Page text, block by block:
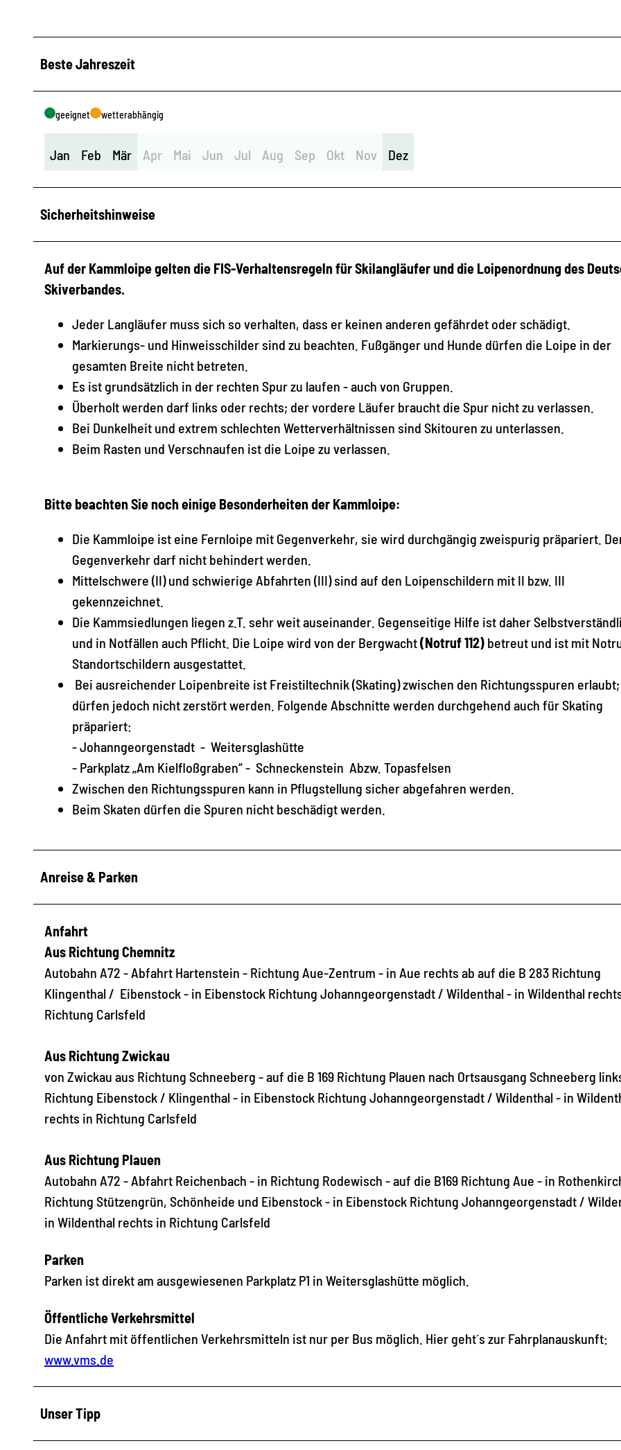
Beste Jahreszeit
geeignet wetterabhängig
Jan Feb Mär Apr Mai Jun Jul Aug Sep Okt Nov Dez
Sicherheitshinweise
Auf der Kammloipe gelten die FIS-Verhaltensregeln für Skilangläufer und die Loipenordnung des
Skiverbandes.
Jeder Langläufer muss sich so verhalten, dass er keinen anderen gefährdet oder schädigt.
Markierungs- und Hinweisschilder sind zu beachten. Fußgänger und Hunde dürfen die Loipe in der
gesamten Breite nicht betreten.
Es ist grundsätzlich in der rechten Spur zu laufen - auch von Gruppen.
Überholt werden darf links oder rechts; der vordere Läufer braucht die Spur nicht zu verlassen.
Bei Dunkelheit und extrem schlechten Wetterverhältnissen sind Skitouren zu unterlassen.
Beim Rasten und Verschnaufen ist die Loipe zu verlassen.
Bitte beachten Sie noch einige Besonderheiten der Kammloipe:
Die Kammloipe ist eine Fernloipe mit Gegenverkehr, sie wird durchgängig zweispurig präpariert.
Gegenverkehr darf nicht behindert werden.
Mittelschwere (II) und schwierige Abfahrten (III) sind auf den Loipenschildern mit II bzw. III
gekennzeichnet.
Die Kammsiedlungen liegen z.T. sehr weit auseinander. Gegenseitige Hilfe ist daher
und in Notfällen auch Pflicht. Die Loipe wird von der Bergwacht(Notruf 112) betreut und ist mit
Standortschildern ausgestattet.
Bei ausreichender Loipenbreite ist Freistiltechnik (Skating) zwischen den Richtungsspuren
dürfen jedoch nicht zerstört werden. Folgende Abschnitte werden durchgehend auch für Skating
präpariert:
- Johanngeorgenstadt - Weitersglashütte
- Parkplatz „Am Kielfloßgraben“ - Schneckenstein Abzw. Topasfelsen
Zwischen den Richtungsspuren kann in Pflugstellung sicher abgefahren werden.
Beim Skaten dürfen die Spuren nicht beschädigt werden.
Anreise & Parken
Anfahrt
Aus Richtung Chemnitz
Autobahn A72 - Abfahrt Hartenstein - Richtung Aue-Zentrum - in Aue rechts ab auf die B 283 Richtung
Klingenthal / Eibenstock - in Eibenstock Richtung Johanngeorgenstadt / Wildenthal - in Wildenthal
Richtung Carlsfeld
Aus Richtung Zwickau
von Zwickau aus Richtung Schneeberg - auf die B 169 Richtung Plauen nach Ortsausgang Schneeberg
Richtung Eibenstock / Klingenthal - in Eibenstock Richtung Johanngeorgenstadt / Wildenthal - in
rechts in Richtung Carlsfeld
Aus Richtung Plauen
Autobahn A72 - Abfahrt Reichenbach - in Richtung Rodewisch - auf die B169 Richtung Aue - in
Richtung Stützengrün, Schönheide und Eibenstock - in Eibenstock Richtung Johanngeorgenstadt /
in Wildenthal rechts in Richtung Carlsfeld
Parken
Parken ist direkt am ausgewiesenen Parkplatz P1 in Weitersglashütte möglich.
Öffentliche Verkehrsmittel
Die Anfahrt mit öffentlichen Verkehrsmitteln ist nur per Bus möglich. Hier geht´s zur Fahrplanauskunft:
www.vms.de
Unser Tipp